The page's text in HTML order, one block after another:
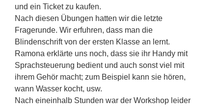
und ein Ticket zu kaufen.
Nach diesen Übungen hatten wir die letzte
Fragerunde. Wir erfuhren, dass man die
Blindenschrift von der ersten Klasse an lernt.
Ramona erklärte uns noch, dass sie ihr Handy mit
Sprachsteuerung bedient und auch sonst viel mit
ihrem Gehör macht; zum Beispiel kann sie hören,
wann Wasser kocht, usw.
Nach eineinhalb Stunden war der Workshop leider